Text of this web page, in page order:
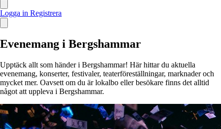
Logga in Registrera
Evenemang i Bergshammar
Upptäck allt som händer i Bergshammar! Här hittar du aktuella
evenemang, konserter, festivaler, teaterföreställningar, marknader och
mycket mer. Oavsett om du är lokalbo eller besökare finns det alltid
något att uppleva i Bergshammar.